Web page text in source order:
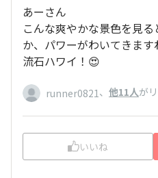
あーさん
こんな爽やかな景色を見
か、パワーがわいてきます
流石ハワイ！😍
runner0821 、 他11人が
いいね